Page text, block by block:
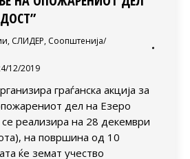
, СЛИДЕР, Соопштенија/
12/2019
граѓанска акција за
дел на Езеро
се реализира на 28 декември
на површина од 10
ќе земат учество